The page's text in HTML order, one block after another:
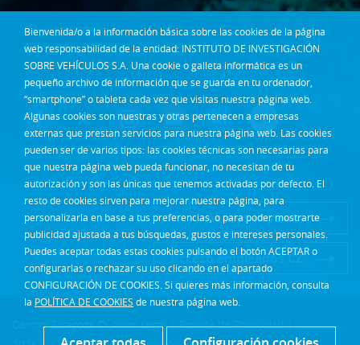
Bienvenida/o a la información básica sobre las cookies de la página
web responsabilidad de la entidad: INSTITUTO DE INVESTIGACIÓN
SOBRE VEHÍCULOS S.A. Una cookie o galleta informática es un
pequeño archivo de información que se guarda en tu ordenador,
“smartphone” o tableta cada vez que visitas nuestra página web.
Algunas cookies son nuestras y otras pertenecen a empresas
externas que prestan servicios para nuestra página web. Las cookies
pueden ser de varios tipos: las cookies técnicas son necesarias para
que nuestra página web pueda funcionar, no necesitan de tu
autorización y son las únicas que tenemos activadas por defecto. El
resto de cookies sirven para mejorar nuestra página, para
personalizarla en base a tus preferencias, o para poder mostrarte
publicidad ajustada a tus búsquedas, gustos e intereses personales.
Puedes aceptar todas estas cookies pulsando el botón ACEPTAR o
configurarlas o rechazar su uso clicando en el apartado
CONFIGURACIÓN DE COOKIES. Si quieres más información, consulta
la POLÍTICA DE COOKIES de nuestra página web.
Dónde estamos
Contacta
Síguenos en:
Acceso Intranet
Acceso empleados CZ
Centro Zaragoza © Aviso Legal |Política de Privacidad|